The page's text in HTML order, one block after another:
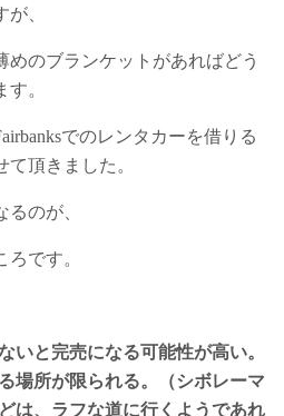
、
めのブランケットがあればどう
。
でのレンタカーを借りる
頂きました。
のが、
です。
いと完売になる可能性が高い。
場所が限られる。（シボレーマ
は、ラフな道に行くようであれ